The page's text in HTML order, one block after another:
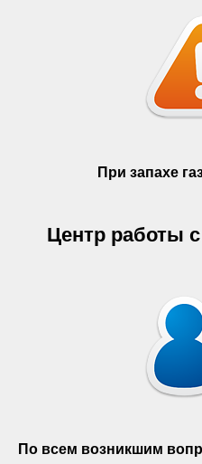
При запахе
Центр работы
По всем возникшим